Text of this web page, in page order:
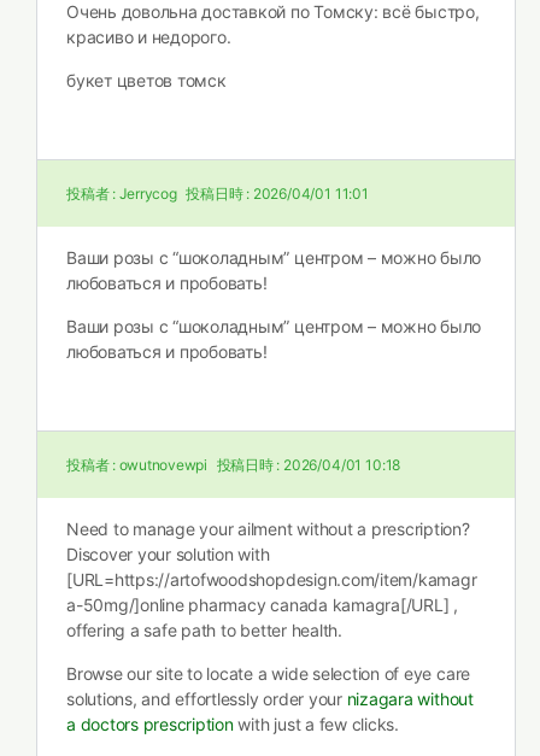
Очень довольна доставкой по Томску: всё быстро,
красиво и недорого.
букет цветов томск
投稿者 : Jerrycog 投稿日時 : 2026/04/01 11:01
Ваши розы с “шоколадным” центром – можно было
любоваться и пробовать!
Ваши розы с “шоколадным” центром – можно было
любоваться и пробовать!
投稿者 : owutnovewpi 投稿日時 : 2026/04/01 10:18
Need to manage your ailment without a prescription?
Discover your solution with
[URL=https://artofwoodshopdesign.com/item/kamagr
a-50mg/]online pharmacy canada kamagra[/URL] ,
offering a safe path to better health.
Browse our site to locate a wide selection of eye care
solutions, and effortlessly order your nizagara without
a doctors prescriptionwith just a few clicks.